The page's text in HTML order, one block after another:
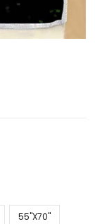
55''X70''